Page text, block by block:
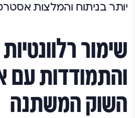
יותר בניתוח והמלצות
שימור רלוונטיות
והתמודדות עם
השוק המשתנה